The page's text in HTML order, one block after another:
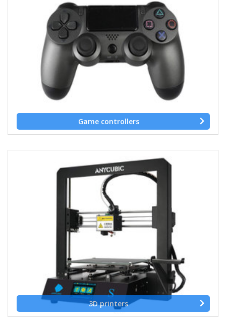
Game controllers
3D printers